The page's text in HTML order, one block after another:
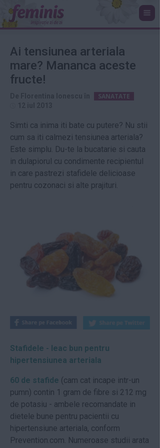
Ai tensiunea arteriala
mare? Mananca aceste
fructe!
SANATATE
Simti ca inima iti bate cu putere? Nu stii
cum sa iti calmezi tensiunea arteriala?
Este simplu. Du-te la bucatarie si cauta
in dulapiorul cu condimente recipientul
in care pastrezi stafidele delicioase
pentru cozonaci si alte prajituri.
Stafidele - leac bun pentru
hipertensiunea arteriala
60 de stafide (cam cat incape intr-un
pumn) contin 1 gram de fibre si 212 mg
de potasiu - ambele recomandate in
dietele bune pentru pacientii cu
hipertensiune arteriala, conform
Prevention.com. Numeroase studii arata